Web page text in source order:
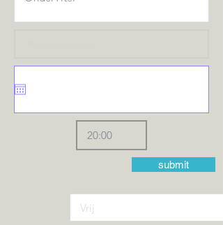
submit